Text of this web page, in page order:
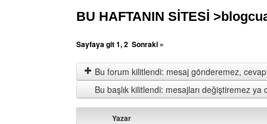
BU HAFTANIN SİTESİ
Sayfaya git1,2 Sonraki »
Bu forum kilitlendi: mesaj gönderemez,
Bu başlık kilitlendi: mesajları değiştiremez ya
Yazar